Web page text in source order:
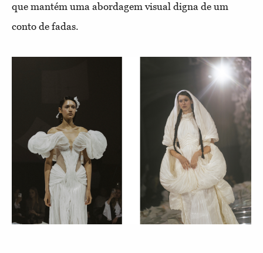
que mantém uma abordagem visual digna de um
conto de fadas.